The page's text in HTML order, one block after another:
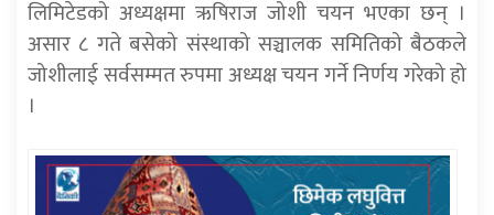
लिमिटेडको अध्यक्षमा ऋषिराज जोशी चयन भएका छन् ।
असार ८ गते बसेको संस्थाको सञ्चालक समितिको बैठकले
जोशीलाई सर्वसम्मत रुपमा अध्यक्ष चयन गर्ने निर्णय गरेको हो
।